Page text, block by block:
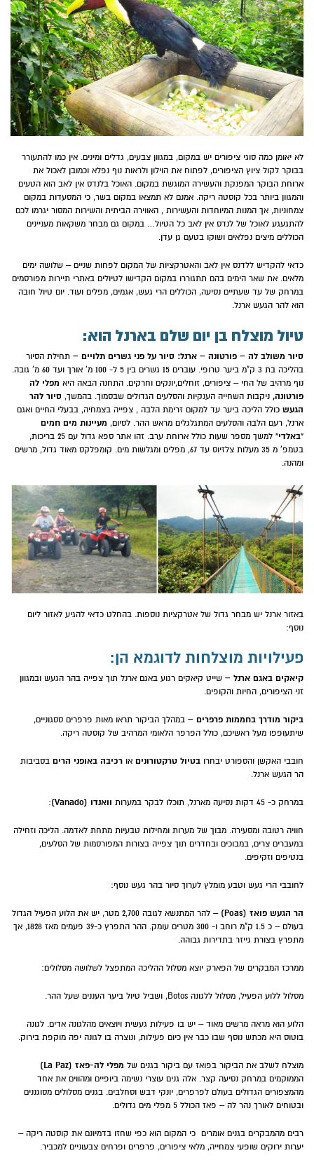
לא יאומן כמה סוגי ציפורים יש במקום, במגוון צבעים, גדלים ומינים. אין כמו להתעורר
בבוקר לקול ציוץ הציפורים, לפתוח את הוילון ולראות נוף נפלא וכמובן לאכול את
ארוחת הבוקר המפנקת והעשירה המוגשת במקום. האוכל בלנדס אין לאב הוא הטעים
והמגוון ביותר בכל קוסטה ריקה. אמנם לא תמצאו במקום בשר, כי המסעדות במקום
צמחוניות, אך המנות המיוחדות והעשירות , האווירה הביתית והשירות המסור יגרמו לכם
להתגעגע לאוכל של לנדס אין לאב כל הטיול… במקום גם מבחר משקאות מעניינים
הכוללים מיצים נפלאים ושוקו בטעם גן עדן.
כדאי להקדיש ללדנס אין לאב והאטרקציות של המקום לפחות שניים – שלושה ימים
מלאים. את שאר הימים בהם תתגוררו במקום הקדישו לטיולים באתרי תיירות מפורסמים
במרחק של עד שעתיים נסיעה, הכוללים הרי געש, אגמים, מפלים ועוד. יום טיול חובה
הוא להר הגעש ארנל.
טיול מוצלח בן יום שלם בארנל הוא:
סיור משולב לה – פורטונה – ארנל: סיור על פני גשרים תלויים – תחילת הסיור
בהליכה בת 3 ק"מ ביער טרופי. עוברים 15 גשרים בין 5 ל- 100 מ' אורך ועד 60 מ' גובה.
נוף מרהיב של החי – ציפורים, זוחלים,יונקים וחרקים. התחנה הבאה היא מפלי לה
פורטונה, ניקבות השחייה הענקיות והסלעים הגדולים שבסמוך. בהמשך, סיור להר
הגעש כולל הליכה ביער עד למקום זרימת הלבה , צפייה בצמחיה, בבעלי החיים ואגם
ארנל, רעם הלבה והסלעים המתגלגלים מראש ההר. לסיום, מעיינות מים חמים
"באלדי"
למשך מספר שעות כולל ארוחת ערב. זהו אתר ספא גדול עם 25 בריכות,
בטמפ' מ 35 מעלות צלזיוס עד 67, מפלים ומגלשות מים. קומפלקס מאוד גדול, מרשים
ומהנה.
באזור ארנל יש מבחר גדול של אטרקציות נוספות. בהחלט כדאי להגיע לאזור ליום
נוסף:
פעילויות מוצלחות לדוגמא הן:
קיאקים באגם ארנל – שייט קיאקים רגוע באגם ארנל תוך צפייה בהר הגעש ובמגוון
זני הציפורים, החיות והקופים.
ביקור מודרך בחממות פרפרים – במהלך הביקור תראו מאות פרפרים ססגוניים,
שיתעופפו מעל ראשיכם, כולל הפרפר הלאומי המרהיב של קוסטה ריקה.
חובבי האקשן והספורט יבחרו בטיול טרקטורונים או רכיבה באופני הרים בסביבות
הר הגעש ארנל.
במרחק כ- 45 דקות נסיעה מארנל, תוכלו לבקר במערות וואנדו (Vanado) :
חוויה רטובה ומסעירה. מבוך של מערות ומחילות טבעיות מתחת לאדמה. הליכה וזחילה
במעברים צרים, במבוכים ובחדרים תוך צפייה בצורות המפורסמות של הסלעים,
בנטיפים וזקיפים.
לחובבי הרי געש וטבע מומלץ לערוך סיור בהר געש נוסף:
הר הגעש פואז (Poas)
– להר המתנשא לגובה 2,700 מטר, יש את הלוע הפעיל הגדול
בעולם – כ 1.5 ק"מ רוחב ו- 300 מטרים עומק. ההר התפרץ כ-39 פעמים מאז 1828, אך
מתפרץ בצורת גייזר בתדירות גבוהה.
ממרכז המבקרים של הפארק יוצא מסלול ההליכה המתפצל לשלושה מסלולים:
מסלול ללוע הפעיל, מסלול ללגונה Botos, ושביל טיול ביער העננים שעל ההר.
הלוע הוא מראה מרשים מאוד – יש בו פעילות געשית ויוצאים מהלגונה אדים. לגונה
בוטוס היא מכתש נוסף שבו כבר אין כיום פעילות, ונוצרה בו לגונה יפה מוקפת בירוק.
מוצלח לשלב את הביקור בפואז עם ביקור בגנים של מפלי לה-פאז (La Paz)
הממוקמים במרחק נסיעה קצר. אלה גנים עוצרי נשימה ביופיים ומהווים את אחד
מהמצפורים הגדולים בעולם לפרפרים, יונקי דבש וסחלבים. בגנים מסלולים מסוגננים
ובטוחים לאורך נהר לה – פאז הכולל 5 מפלי מים גדולים.
רבים מהמבקרים בגנים אומרים כי המקום הוא כפי שחזו בדמיונם את קוסטה ריקה –
יערות ירוקים שופעי צמחייה, מלאי ציפורים, פרפרים ופרחים צבעוניים למכביר.